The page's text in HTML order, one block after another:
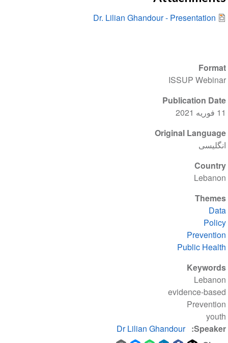
Format
ISSUP Webinar
Publication Date
11 فوریه 2021
Original Language
انگلیسی
Country
Lebanon
Themes
Data
Policy
Prevention
Public Health
Keywords
Lebanon
evidence-based
Prevention
youth
Speaker
Dr Lilian Ghandour
Dr. Lilian Ghandour - Presentation